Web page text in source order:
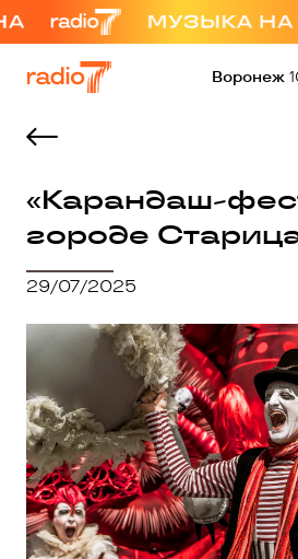
Воронеж
«Карандаш-
городе
29/07/2025